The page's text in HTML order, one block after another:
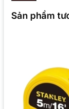
Sản phẩm